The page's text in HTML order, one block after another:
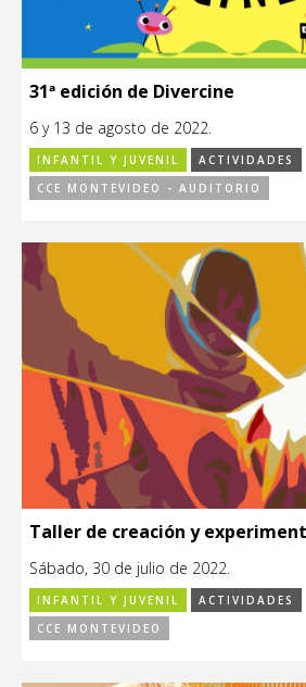
31ª edición de Divercine
6 y 13 de agosto de 2022.
INFANTIL Y JUVENIL
ACTIVIDADES
CCE MONTEVIDEO - AUDITORIO
Taller de creación y
Sábado, 30 de julio de 2022.
INFANTIL Y JUVENIL
ACTIVIDADES
CCE MONTEVIDEO